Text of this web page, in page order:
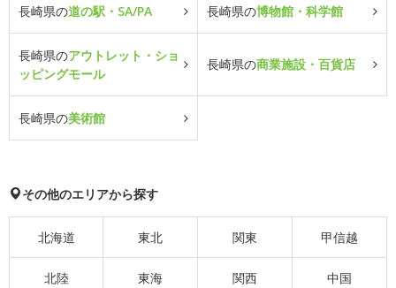
長崎県の道の駅・SA/PA 長崎県の博物館・科学館
長崎県のアウトレット・ショ
ッピングモール
長崎県の商業施設・百貨店
長崎県の美術館
その他のエリアから探す
北海道 東北 関東 甲信越
北陸 東海 関西 中国